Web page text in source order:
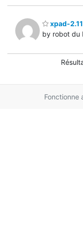
xpad-
by robot du
Fonctionne